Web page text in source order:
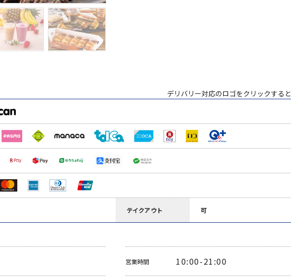
デリバリー対応のロゴをクリックすると
テイクアウト 可
営業時間 10:00-21:00